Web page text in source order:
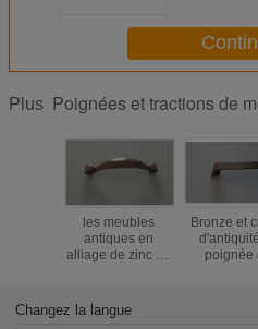
Plus Poignées et tractions de
les meubles
antiques en
alliage de zinc de
de 96/128mm
manipulent et
Bronze et
poignée
Changez la langue